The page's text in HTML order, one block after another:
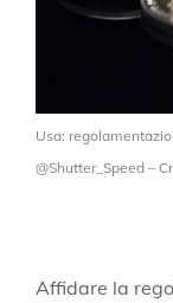
Usa:
@Shutter_Speed –
Affidare la